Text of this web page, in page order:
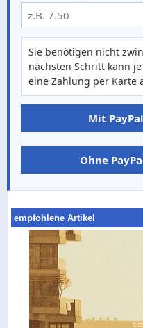
Sie benötigen nicht
nächsten Schritt kann
eine Zahlung per Karte
Mit
Ohne
empfohlene Artikel